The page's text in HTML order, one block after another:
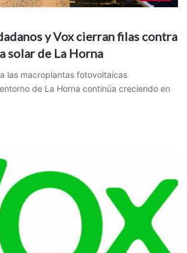
y Vox cierran filas contra
solar de La Horna
las macroplantas fotovoltaicas
de La Horna continúa creciendo en